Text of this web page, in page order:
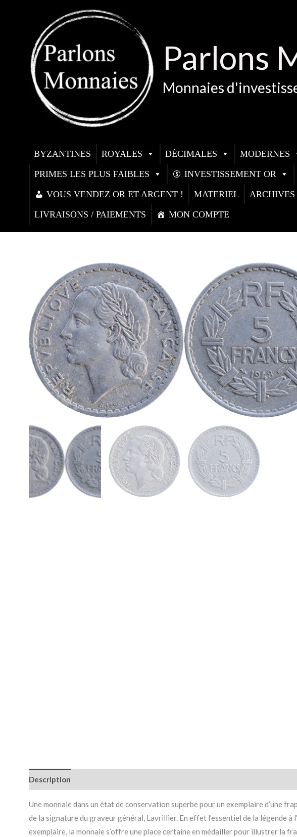
Parlons
Monnaies
BYZANTINES ROYALES DÉCIMALES MODERNES
PRIMES LES PLUS FAIBLES
INVESTISSEMENT OR
VOUS VENDEZ OR ET ARGENT !
MATERIEL ARCHIVES
LIVRAISONS / PAIEMENTS
MON COMPTE
Description
Une monnaie dans un état de conservation superbe pour un exemplaire d’une
de la signature du graveur général, Lavrillier. En effet l’essentiel de la légende
exemplaire, la monnaie s’offre une place certaine en médailler pour illustrer la